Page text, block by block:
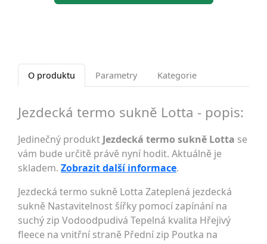
O produktu Parametry Kategorie
Jezdecká termo sukně Lotta - popis:
Jedinečný produkt Jezdecká termo sukně Lotta se
vám bude určitě právě nyní hodit. Aktuálně je
skladem. Zobrazit další informace.
Jezdecká termo sukně Lotta Zateplená jezdecká
sukně Nastavitelnost šířky pomocí zapínání na
suchý zip Vodoodpudivá Tepelná kvalita Hřejivý
fleece na vnitřní straně Přední zip Poutka na